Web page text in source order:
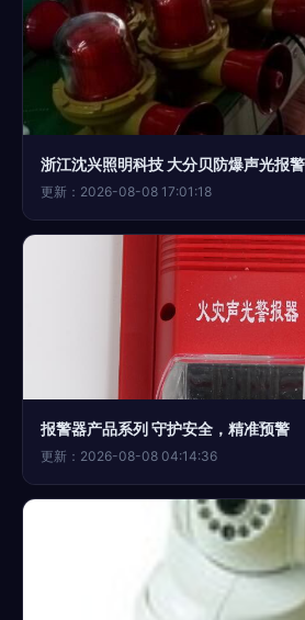
更新：2026-08-08 17:01:18
报警器产品系列 守护安全，精准预警
更新：2026-08-08 04:14:36